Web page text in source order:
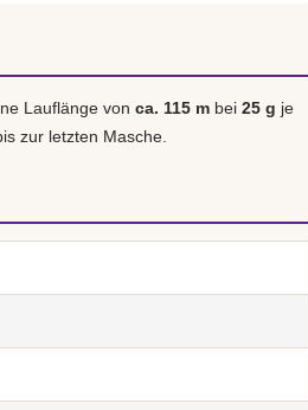
Lauflänge von ca. 115 m bei 25 g je
zur letzten Masche.